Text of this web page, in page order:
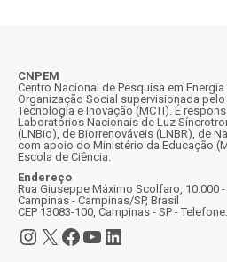
CNPEM
Centro Nacional de Pesquisa em Energia
Organização Social supervisionada
Tecnologia e Inovação (MCTI). É
Laboratórios Nacionais de Luz
(LNBio), de Biorrenováveis (LNBR), de
com apoio do Ministério da Educação
Escola de Ciência.
Endereço
Rua Giuseppe Máximo Scolfaro, 10.000
Campinas - Campinas/SP, Brasil
CEP 13083-100, Campinas - SP -
Instagram
X Facebook
Youtube
LinkedIn